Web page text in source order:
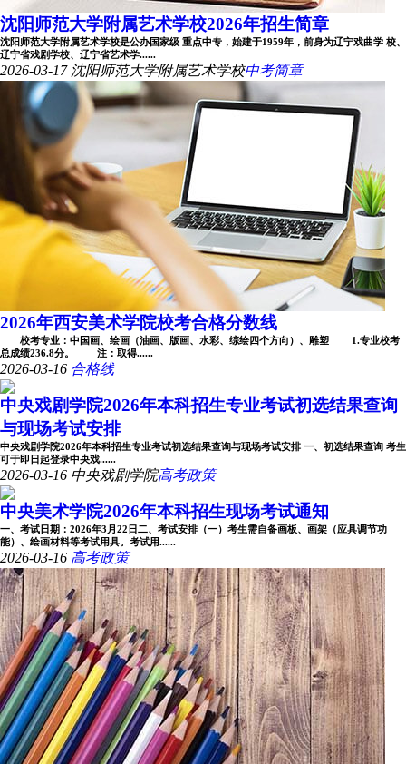
沈阳师范大学附属艺术学校2026年招生简章
沈阳师范大学附属艺术学校是公办国家级 重点中专，始建于1959年，前身为辽宁戏曲学 校、
辽宁省戏剧学校、辽宁省艺术学......
2026-03-17 沈阳师范大学附属艺术学校中考简章
2026年西安美术学院校考合格分数线
校考专业：中国画、绘画（油画、版画、水彩、综绘四个方向）、雕塑 1.专业校考
总成绩236.8分。 注：取得......
2026-03-16 合格线
中央戏剧学院2026年本科招生专业考试初选结果查询
与现场考试安排
中央戏剧学院2026年本科招生专业考试初选结果查询与现场考试安排 一、初选结果查询 考生
可于即日起登录中央戏......
2026-03-16 中央戏剧学院高考政策
中央美术学院2026年本科招生现场考试通知
一、考试日期：2026年3月22日二、考试安排（一）考生需自备画板、画架（应具调节功
能）、绘画材料等考试用具。考试用......
2026-03-16 高考政策